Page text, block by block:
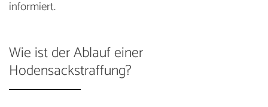
informiert.
Wie ist der Ablauf einer
Hodensackstraffung?